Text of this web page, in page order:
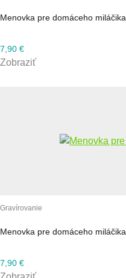
Menovka pre domáceho miláčika
7,90 €
Zobraziť
Gravírovanie
Menovka pre domáceho miláčika
7,90 €